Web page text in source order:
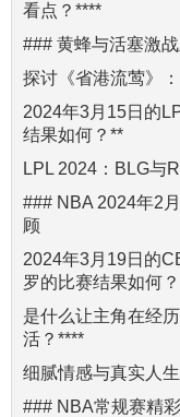
看点？****
### 黄蜂与活塞激
探讨《省港流莺》
2024年3月15日的
结果如何？**
LPL 2024：BLG与
### NBA 2024年2
顾
2024年3月19日的
罗的比赛结果如何？
是什么让主角在经
活？****
细腻情感与真实人
### NBA常规赛精